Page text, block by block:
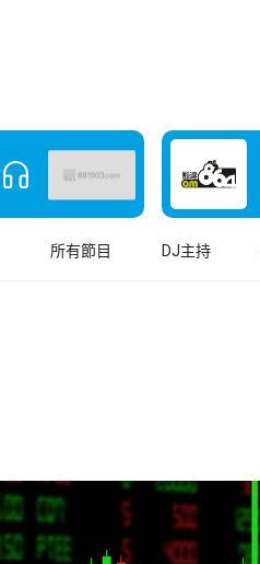
所有節目 DJ主持